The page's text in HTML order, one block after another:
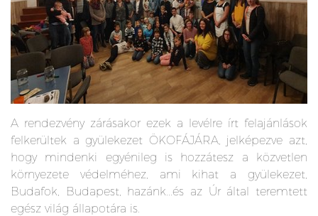
A rendezvény zárásakor ezek a levélre írt felajánlások
felkerültek a gyülekezet ÖKOFÁJÁRA, jelképezve azt,
hogy mindenki egyénileg is hozzátesz a közvetlen
környezete védelméhez, ami kihat a gyülekezet,
Budafok, Budapest, hazánk...és az Úr által teremtett
egész világ állapotára is.